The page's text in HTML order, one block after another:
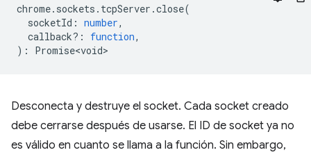
chrome. sockets . tcpServer .close(
socketId : number,
callback? : function,
) : Promise<void>
Desconecta y destruye el socket. Cada socket creado
debe cerrarse después de usarse. El ID de socket ya no
es válido en cuanto se llama a la función. Sin embargo,